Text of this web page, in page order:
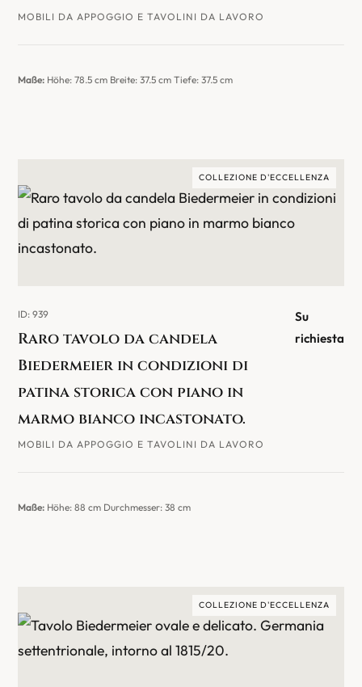
MOBILI DA APPOGGIO E TAVOLINI DA LAVORO
Maße: Höhe: 78.5 cm Breite: 37.5 cm Tiefe: 37.5 cm
COLLEZIONE D'ECCELLENZA
ID: 939
Raro tavolo da candela
Biedermeier in condizioni di
patina storica con piano in
marmo bianco incastonato.
MOBILI DA APPOGGIO E TAVOLINI DA LAVORO
Su
richiesta
Maße: Höhe: 88 cm Durchmesser: 38 cm
COLLEZIONE D'ECCELLENZA